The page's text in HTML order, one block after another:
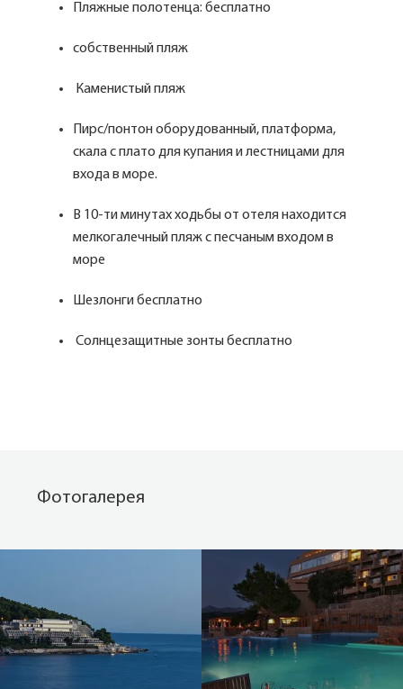
Пляжные полотенца: бесплатно
собственный пляж
Каменистый пляж
Пирс/понтон оборудованный, платформа,
скала с плато для купания и лестницами для
входа в море.
В 10-ти минутах ходьбы от отеля находится
мелкогалечный пляж с песчаным входом в
море
Шезлонги бесплатно
Солнцезащитные зонты бесплатно
Фотогалерея